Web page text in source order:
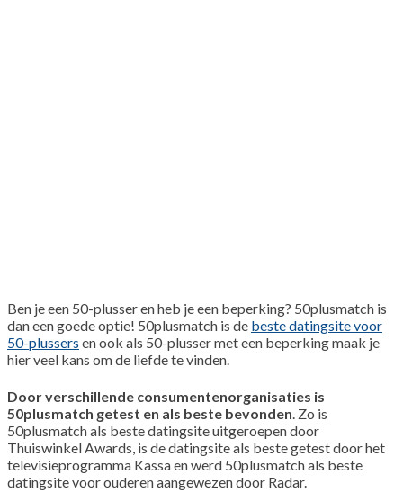
Ben je een 50-plusser en heb je een beperking? 50plusmatch is
dan een goede optie! 50plusmatch is de beste datingsite voor
50-plussers en ook als 50-plusser met een beperking maak je
hier veel kans om de liefde te vinden.
Door verschillende consumentenorganisaties is
50plusmatch getest en als beste bevonden. Zo is
50plusmatch als beste datingsite uitgeroepen door
Thuiswinkel Awards, is de datingsite als beste getest door het
televisieprogramma Kassa en werd 50plusmatch als beste
datingsite voor ouderen aangewezen door Radar.